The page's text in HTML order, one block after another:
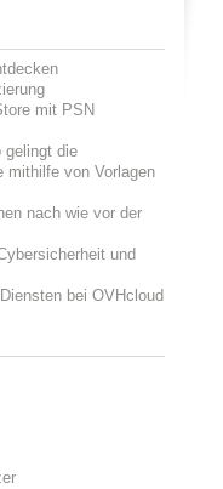
mit PSN
gelingt die
mithilfe von Vorlagen
nach wie vor der
und
bei OVHcloud